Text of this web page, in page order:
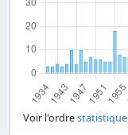
Voir l'ordrestatistique